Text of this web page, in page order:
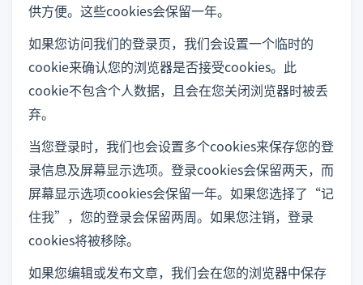
供方便。这些cookies会保留一年。
如果您访问我们的登录页，我们会设置一个临时的
cookie来确认您的浏览器是否接受cookies。此
cookie不包含个人数据，且会在您关闭浏览器时被丢
弃。
当您登录时，我们也会设置多个cookies来保存您的登
录信息及屏幕显示选项。登录cookies会保留两天，而
屏幕显示选项cookies会保留一年。如果您选择了“记
住我”，您的登录会保留两周。如果您注销，登录
cookies将被移除。
如果您编辑或发布文章，我们会在您的浏览器中保存